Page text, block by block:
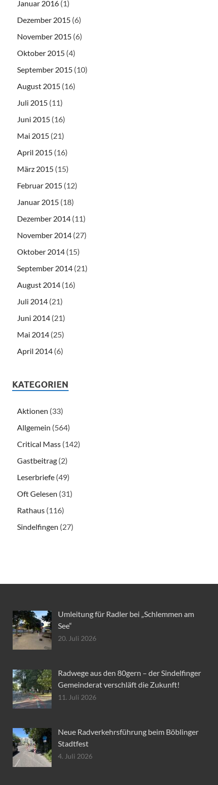
Januar 2016 (1)
Dezember 2015 (6)
November 2015 (6)
Oktober 2015 (4)
September 2015 (10)
August 2015 (16)
Juli 2015 (11)
Juni 2015 (16)
Mai 2015 (21)
April 2015 (16)
März 2015 (15)
Februar 2015 (12)
Januar 2015 (18)
Dezember 2014 (11)
November 2014 (27)
Oktober 2014 (15)
September 2014 (21)
August 2014 (16)
Juli 2014 (21)
Juni 2014 (21)
Mai 2014 (25)
April 2014 (6)
KATEGORIEN
Aktionen (33)
Allgemein (564)
Critical Mass (142)
Gastbeitrag (2)
Leserbriefe (49)
Oft Gelesen (31)
Rathaus (116)
Sindelfingen (27)
Umleitung für Radler bei „Schlemmen am
See“
20. Juli 2026
Radwege aus den 80gern – der Sindelfinger
Gemeinderat verschläft die Zukunft!
11. Juli 2026
Neue Radverkehrsführung beim Böblinger
Stadtfest
4. Juli 2026